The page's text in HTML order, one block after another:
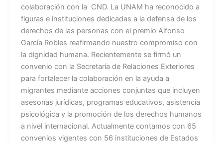
colaboración con la CND. La UNAM ha reconocido a
figuras e instituciones dedicadas a la defensa de los
derechos de las personas con el premio Alfonso
García Robles reafirmando nuestro compromiso con
la dignidad humana. Recientemente se firmó un
convenio con la Secretaría de Relaciones Exteriores
para fortalecer la colaboración en la ayuda a
migrantes mediante acciones conjuntas que incluyen
asesorías jurídicas, programas educativos, asistencia
psicológica y la promoción de los derechos humanos
a nivel internacional. Actualmente contamos con 65
convenios vigentes con 56 instituciones de Estados